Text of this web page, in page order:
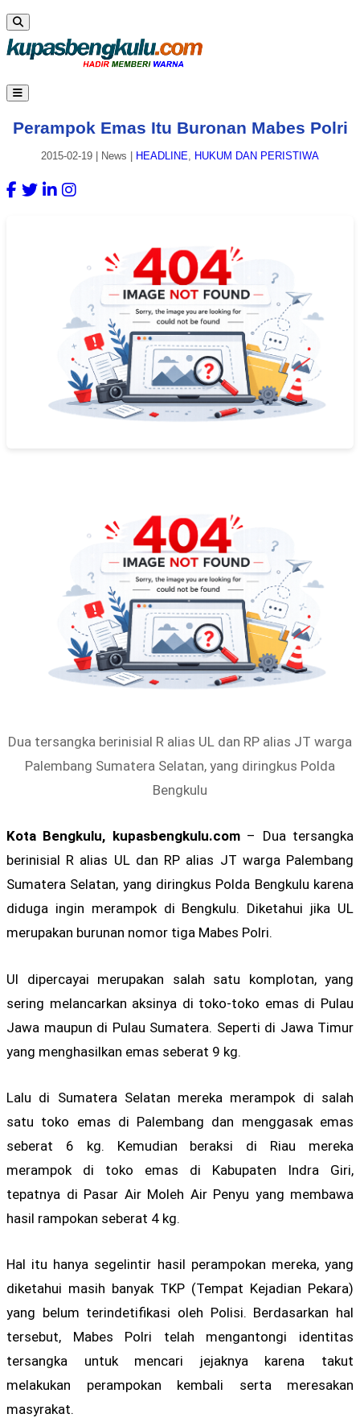
Perampok Emas Itu Buronan Mabes Polri
2015-02-19 News HEADLINE, HUKUM DAN PERISTIWA
Dua tersangka berinisial R alias UL dan RP alias JT warga
Palembang Sumatera Selatan, yang diringkus Polda
Bengkulu
Kota Bengkulu, kupasbengkulu.com– Dua tersangka
berinisial R alias UL dan RP alias JT warga Palembang
Sumatera Selatan, yang diringkus Polda Bengkulu karena
diduga ingin merampok di Bengkulu. Diketahui jika UL
merupakan burunan nomor tiga Mabes Polri.
Ul dipercayai merupakan salah satu komplotan, yang
sering melancarkan aksinya di toko-toko emas di Pulau
Jawa maupun di Pulau Sumatera. Seperti di Jawa Timur
yang menghasilkan emas seberat 9 kg.
Lalu di Sumatera Selatan mereka merampok di salah
satu toko emas di Palembang dan menggasak emas
seberat 6 kg. Kemudian beraksi di Riau mereka
merampok di toko emas di Kabupaten Indra Giri,
tepatnya di Pasar Air Moleh Air Penyu yang membawa
hasil rampokan seberat 4 kg.
Hal itu hanya segelintir hasil perampokan mereka, yang
diketahui masih banyak TKP (Tempat Kejadian Pekara)
yang belum terindetifikasi oleh Polisi. Berdasarkan hal
tersebut, Mabes Polri telah mengantongi identitas
tersangka untuk mencari jejaknya karena takut
melakukan perampokan kembali serta meresakan
masyrakat.